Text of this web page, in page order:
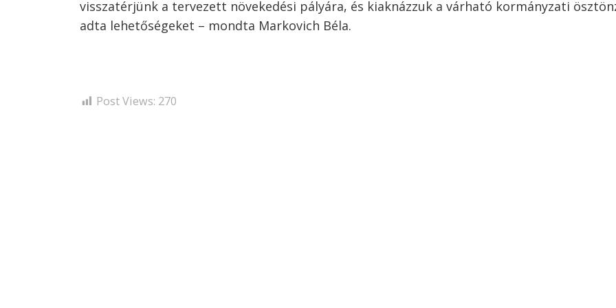
visszatérjünk a tervezett növekedési pályára, és kiaknázzuk a várható kormányzati
adta lehetőségeket – mondta Markovich Béla.
Post Views: 270